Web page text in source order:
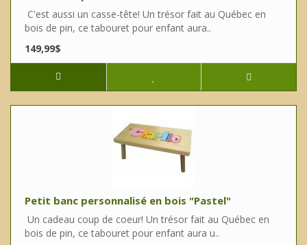
C'est aussi un casse-tête! Un trésor fait au Québec en
bois de pin, ce tabouret pour enfant aura..
149,99$
Petit banc personnalisé en bois "Pastel"
Un cadeau coup de coeur! Un trésor fait au Québec en
bois de pin, ce tabouret pour enfant aura u..